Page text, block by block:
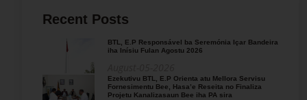
Recent Posts
BTL, E.P Responsável ba Seremónia Içar Bandeira
iha Inísiu Fulan Agostu 2026
Ezekutivu BTL, E.P Orienta atu Mellora Servisu
Fornesimentu Bee, Hasa’e Reseita no Finaliza
Projetu Kanalizasaun Bee iha PA sira